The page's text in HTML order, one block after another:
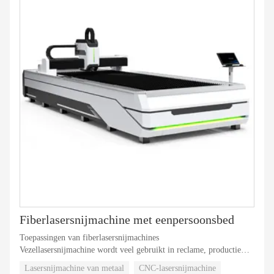
Fiberlasersnijmachine met eenpersoonsbed
Toepassingen van fiberlasersnijmachines
Vezellasersnijmachine wordt veel gebruikt in reclame, productie
Lasersnijmachine van metaal CNC-lasersnijmachine